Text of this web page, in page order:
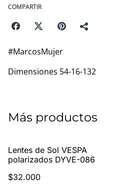
COMPARTIR
#MarcosMujer
Dimensiones 54-16-132
Más productos
Lentes de Sol VESPA
polarizados DYVE-086
$32.000